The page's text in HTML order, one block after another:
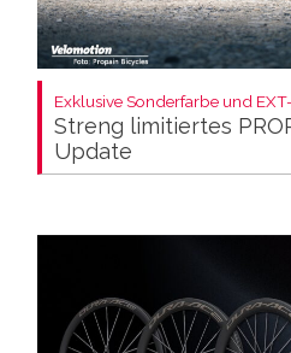
Exklusive Sonderfarbe und
Streng limitiertes
Update